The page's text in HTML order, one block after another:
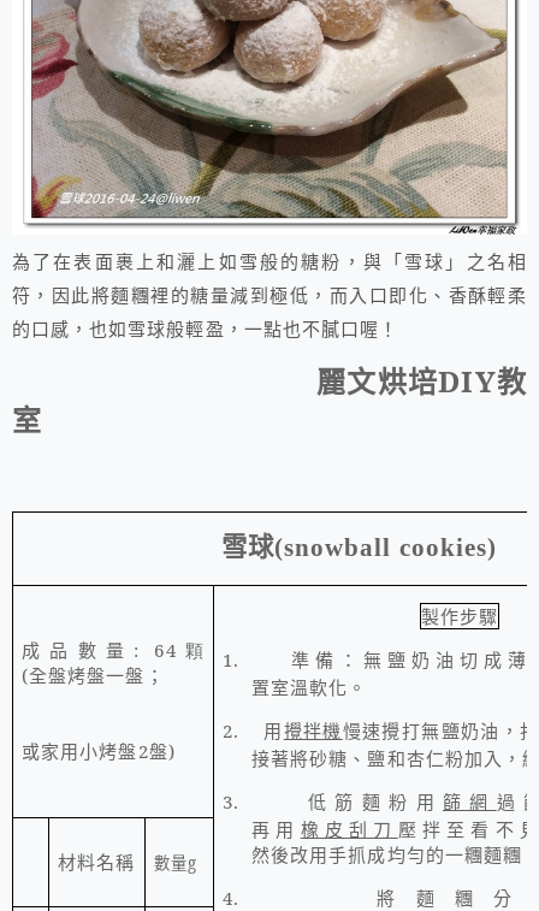
為了在表面裹上和灑上如雪般的糖粉，與「雪球」之名相
符，因此將麵糰裡的糖量減到極低，而入口即化、香酥輕柔
的口感，也如雪球般輕盈，一點也不膩口喔！
麗文烘培DIY教
室
雪球(snowball cookies)
成品數量 : 64顆
(全盤烤盤一盤；
或家用小烤盤2盤)
製作步驟
1.
準備： 無鹽奶油切成 薄
置室溫軟化。
2.
用攪拌機慢速攪打無鹽奶油 ，
接著將砂糖、鹽和杏仁粉加入，
3.
低筋麵粉 用 篩網 過
再用 橡皮刮刀 壓拌至看不
然後改用手抓成均勻的一糰麵糰
4.
將麵糰分
材料名稱 數量g